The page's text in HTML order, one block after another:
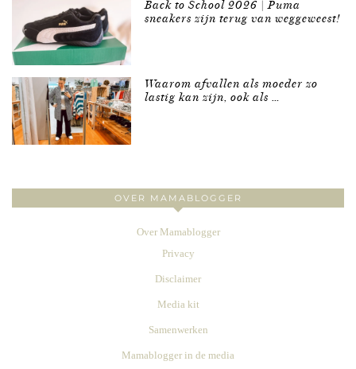
Back to School 2026 | Puma
sneakers zijn terug van weggeweest!
Waarom afvallen als moeder zo
lastig kan zijn, ook als …
OVER MAMABLOGGER
Over Mamablogger
Privacy
Disclaimer
Media kit
Samenwerken
Mamablogger in de media